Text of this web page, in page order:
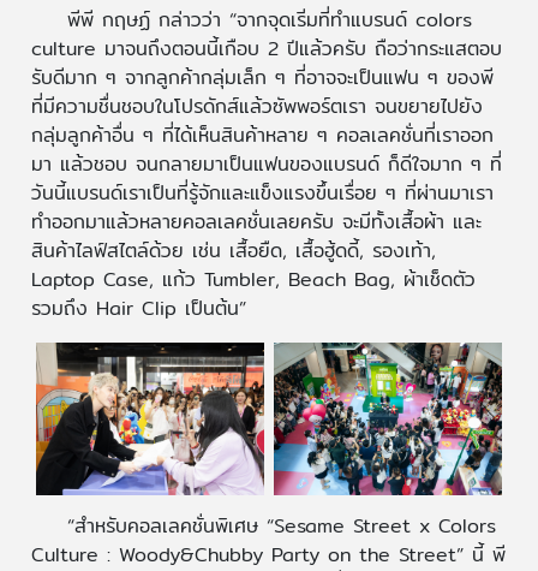
พีพี กฤษฏ์ กล่าวว่า “จากจุดเริ่มที่ทำแบรนด์ colors
culture มาจนถึงตอนนี้เกือบ 2 ปีแล้วครับ ถือว่ากระแสตอบ
รับดีมาก ๆ จากลูกค้ากลุ่มเล็ก ๆ ที่อาจจะเป็นแฟน ๆ ของพี
ที่มีความชื่นชอบในโปรดักส์แล้วซัพพอร์ตเรา จนขยายไปยัง
กลุ่มลูกค้าอื่น ๆ ที่ได้เห็นสินค้าหลาย ๆ คอลเลคชั่นที่เราออก
มา แล้วชอบ จนกลายมาเป็นแฟนของแบรนด์ ก็ดีใจมาก ๆ ที่
วันนี้แบรนด์เราเป็นที่รู้จักและแข็งแรงขึ้นเรื่อย ๆ ที่ผ่านมาเรา
ทำออกมาแล้วหลายคอลเลคชั่นเลยครับ จะมีทั้งเสื้อผ้า และ
สินค้าไลฟ์สไตล์ด้วย เช่น เสื้อยืด, เสื้อฮู้ดดี้, รองเท้า,
Laptop Case, แก้ว Tumbler, Beach Bag, ผ้าเช็ดตัว
รวมถึง Hair Clip เป็นต้น”
“สำหรับคอลเลคชั่นพิเศษ “Sesame Street x Colors
Culture : Woody&Chubby Party on the Street” นี้ พี